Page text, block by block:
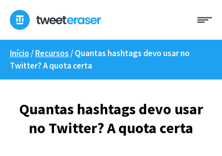
para
conteúdo
Início /Recursos /Quantas hashtags devo usar no
Twitter? A quota certa
Quantas hashtags devo usar
no Twitter? A quota certa